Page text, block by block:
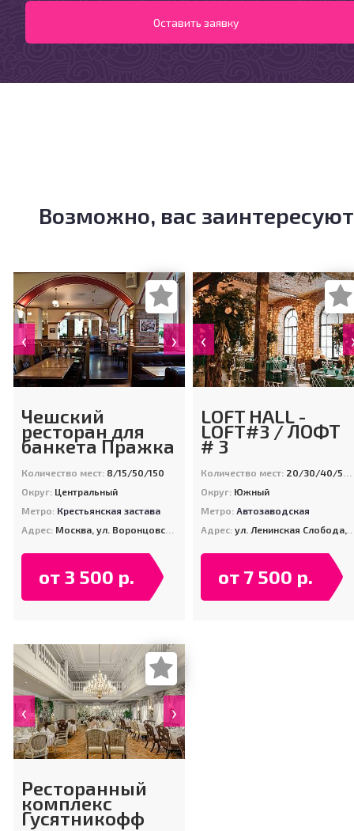
Возможно, вас заинтересуют
‹ ›
Чешский
ресторан для
банкета Пражка
Количество мест: 8/15/50/150
Округ: Центральный
Метро: Крестьянская застава
Адрес: Москва, ул. Воронцовская, д. 35Б, корп. 2
от 3 500 р.
‹
LOFT HALL -
LOFT#3 / ЛОФТ
# 3
Количество мест: 20/30/40/50/80/100/120/400
Округ: Южный
Метро: Автозаводская
Адрес: ул. Ленинская Слобода, д. 26, стр. 15
от 7 500 р.
‹ ›
Ресторанный
комплекс
Гусятникофф